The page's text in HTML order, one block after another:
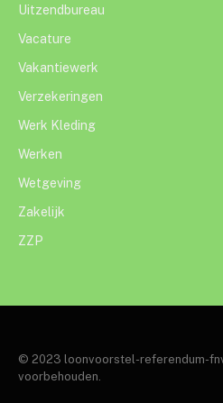
Uitzendbureau
Vacature
Vakantiewerk
Verzekeringen
Werk Kleding
Werken
Wetgeving
Zakelijk
ZZP
© 2023 loonvoorstel-referendum-
voorbehouden.